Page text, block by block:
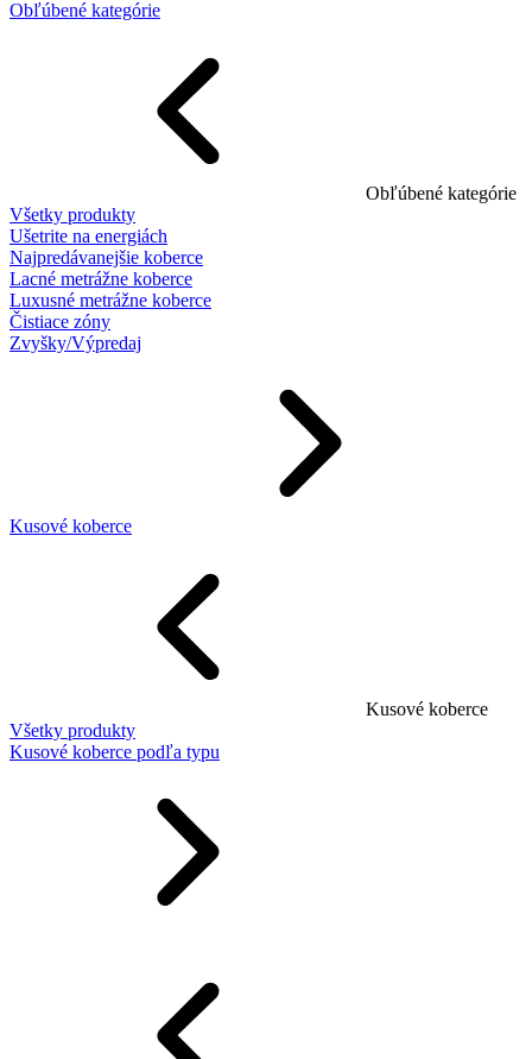
Obľúbené kategórie
Obľúbené kategórie
Všetky produkty
Ušetrite na energiách
Najpredávanejšie koberce
Lacné metrážne koberce
Luxusné metrážne koberce
Čistiace zóny
Zvyšky/Výpredaj
Kusové koberce
Kusové koberce
Všetky produkty
Kusové koberce podľa typu